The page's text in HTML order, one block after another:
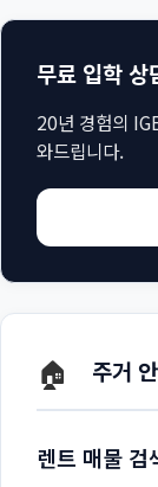
무료 입학 상
20년 경험의
와드립니다.
🏠 주거
렌트 매물 검